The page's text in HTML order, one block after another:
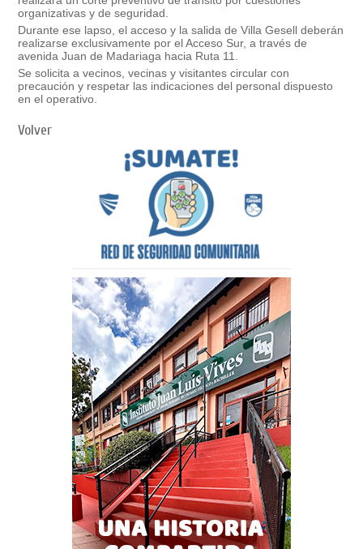
organizativas y de seguridad.
Durante ese lapso, el acceso y la salida de Villa Gesell deberán
realizarse exclusivamente por el Acceso Sur, a través de
avenida Juan de Madariaga hacia Ruta 11.
Se solicita a vecinos, vecinas y visitantes circular con
precaución y respetar las indicaciones del personal dispuesto
en el operativo.
Volver